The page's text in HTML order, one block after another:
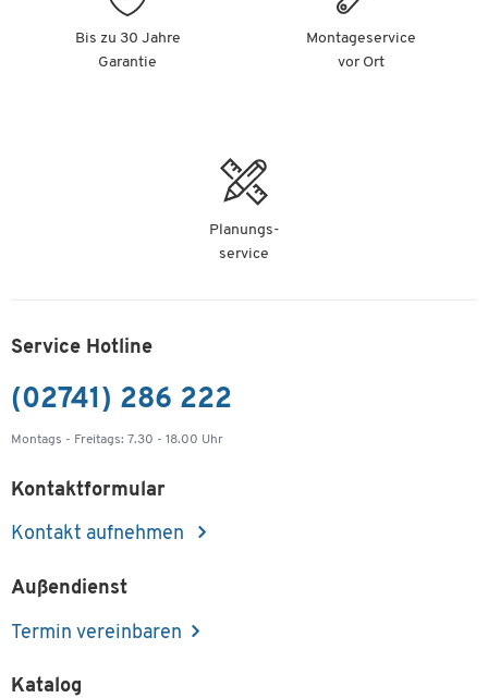
Bis zu 30 Jahre
Garantie
Montageservice
vor Ort
Planungs-
service
Service Hotline
(02741) 286 222
Montags - Freitags: 7.30 - 18.00 Uhr
Kontaktformular
Kontakt aufnehmen
Außendienst
Termin vereinbaren
Katalog